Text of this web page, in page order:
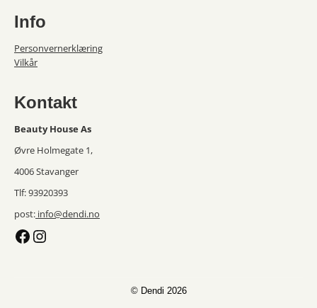
Info
Personvernerklæring
Vilkår
Kontakt
Beauty House As
Øvre Holmegate 1,
4006 Stavanger
Tlf: 93920393
post: info@dendi.no
Facebook
Instagram
© Dendi 2026